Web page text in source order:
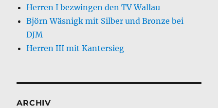
Herren I bezwingen den TV Wallau
Björn Wäsnigk mit Silber und Bronze bei
DJM
Herren III mit Kantersieg
ARCHIV